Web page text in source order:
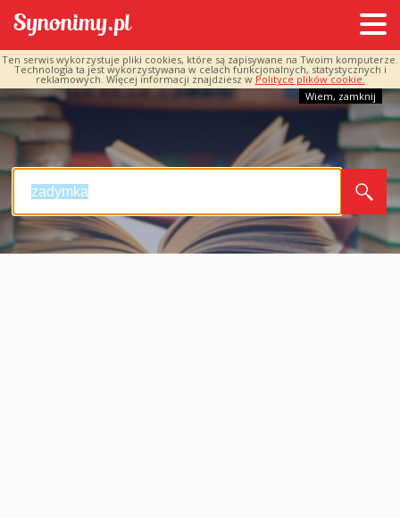
Ten serwis wykorzystuje pliki cookies, które są zapisywane na Twoim komputerze.
Technologia ta jest wykorzystywana w celach funkcjonalnych, statystycznych i
reklamowych. Więcej informacji znajdziesz w Polityce plików cookie.
Wiem, zamknij